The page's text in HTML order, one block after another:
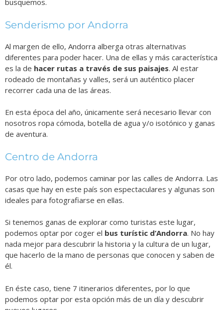
busquemos.
Senderismo por Andorra
Al margen de ello, Andorra alberga otras alternativas
diferentes para poder hacer. Una de ellas y más característica
es la de hacer rutas a través de sus paisajes. Al estar
rodeado de montañas y valles, será un auténtico placer
recorrer cada una de las áreas.
En esta época del año, únicamente será necesario llevar con
nosotros ropa cómoda, botella de agua y/o isotónico y ganas
de aventura.
Centro de Andorra
Por otro lado, podemos caminar por las calles de Andorra. Las
casas que hay en este país son espectaculares y algunas son
ideales para fotografiarse en ellas.
Si tenemos ganas de explorar como turistas este lugar,
podemos optar por coger el bus turístic d’Andorra. No hay
nada mejor para descubrir la historia y la cultura de un lugar,
que hacerlo de la mano de personas que conocen y saben de
él.
En éste caso, tiene 7 itinerarios diferentes, por lo que
podemos optar por esta opción más de un día y descubrir